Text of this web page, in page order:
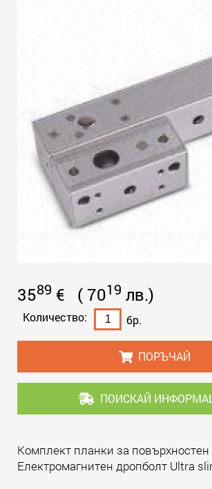
3589 € (7019 лв.)
Количество: бр.
ПОРЪЧАЙ
ПОИСКАЙ
Комплект планки за
Електромагнитен дропболт Ultra